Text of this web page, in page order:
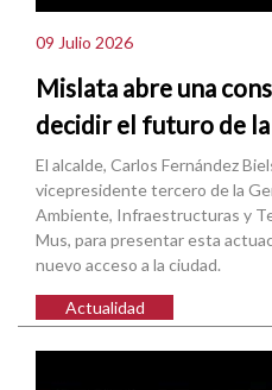
09 Julio 2026
Mislata abre una
decidir el futuro de
El alcalde, Carlos Fernández
vicepresidente tercero de la
Ambiente, Infraestructuras y
Mus, para presentar esta
nuevo acceso a la ciudad.
Actualidad